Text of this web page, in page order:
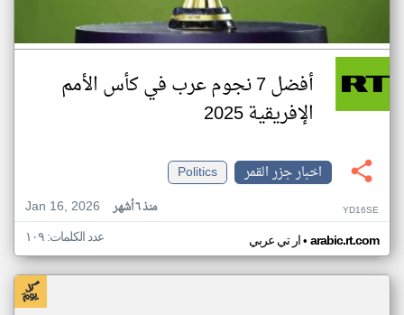
أفضل 7 نجوم عرب في كأس الأمم
الإفريقية 2025
اخبار جزر القمر
Politics
Jan 16, 2026
منذ ٦ أشهر YD16SE
ار تي عربي• arabic.rt.com عدد الكلمات: ١٠٩